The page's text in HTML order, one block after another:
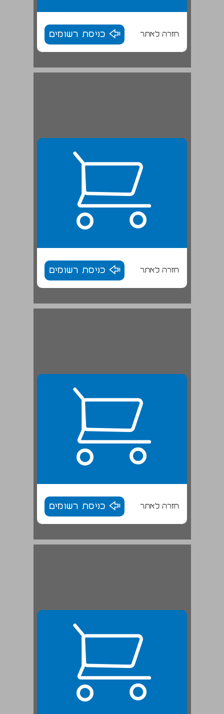
חזרה לאתר כניסת רשומים
חזרה לאתר כניסת רשומים
חזרה לאתר כניסת רשומים